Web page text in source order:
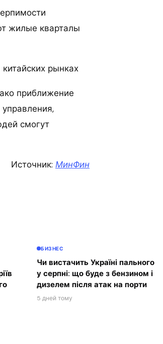
жилые кварталы
рынках
приближение
смогут
Источник: МинФин
БИЗНЕС
Чи вистачить Україні пального
у серпні: що буде з бензином і
дизелем після атак на порти
5 дней тому